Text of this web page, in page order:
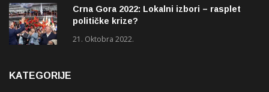
Crna Gora 2022: Lokalni izbori – rasplet
političke krize?
21. Oktobra 2022.
KATEGORIJE